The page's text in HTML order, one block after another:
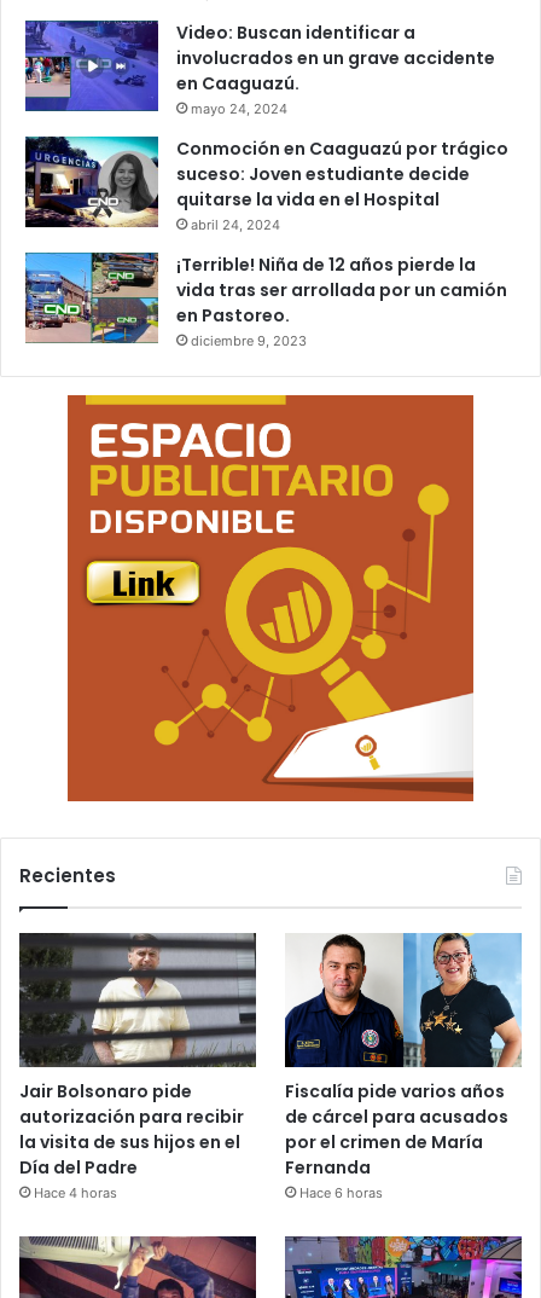
Video: Buscan identificar a
involucrados en un grave accidente
en Caaguazú.
mayo 24, 2024
Conmoción en Caaguazú por trágico
suceso: Joven estudiante decide
quitarse la vida en el Hospital
abril 24, 2024
¡Terrible! Niña de 12 años pierde la
vida tras ser arrollada por un camión
en Pastoreo.
diciembre 9, 2023
Recientes
Jair Bolsonaro pide
autorización para recibir
la visita de sus hijos en el
Día del Padre
Hace 4 horas
Fiscalía pide varios años
de cárcel para acusados
por el crimen de María
Fernanda
Hace 6 horas